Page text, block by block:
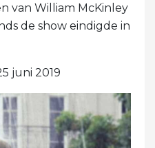
van William McKinley
de show eindigde in
juni 2019